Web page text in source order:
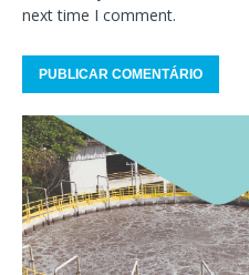
next time I comment.